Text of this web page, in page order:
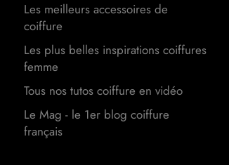
Les meilleurs accessoires de
coiffure
Les plus belles inspirations coiffures
femme
Tous nos tutos coiffure en vidéo
Le Mag - le 1er blog coiffure
français